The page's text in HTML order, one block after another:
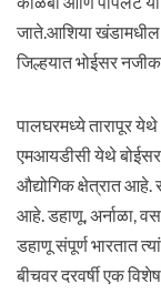
जाते.आशिया खंडामधील
जिल्हयात भोईसर
पालघरमध्ये तारापूर
एमआयडीसी येथे बोईसर
औद्योगिक क्षेत्रात आहे.
आहे. डहाणू, अर्नाळा,
डहाणू संपूर्ण भारतात
बीचवर दरवर्षी एक